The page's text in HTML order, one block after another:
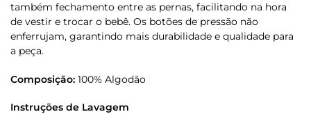
também fechamento entre as pernas, facilitando na hora
de vestir e trocar o bebê. Os botões de pressão não
enferrujam, garantindo mais durabilidade e qualidade para
a peça.
Composição: 100% Algodão
Instruções de Lavagem